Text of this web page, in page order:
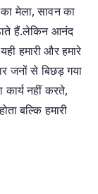
मेला, सावन का
हैं.लेकिन आनंद
हमारी और हमारे
जनों से बिछड़ गया
नहीं करते,
बल्कि हमारी